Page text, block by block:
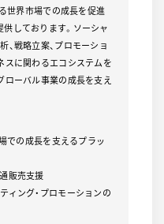
世界市場での成長を促進
しております。ソーシャ
戦略立案、プロモーショ
スに関わるエコシステムを
ローバル事業の成長を支え
での成長を支えるプラッ
販売支援
ィング・プロモーションの